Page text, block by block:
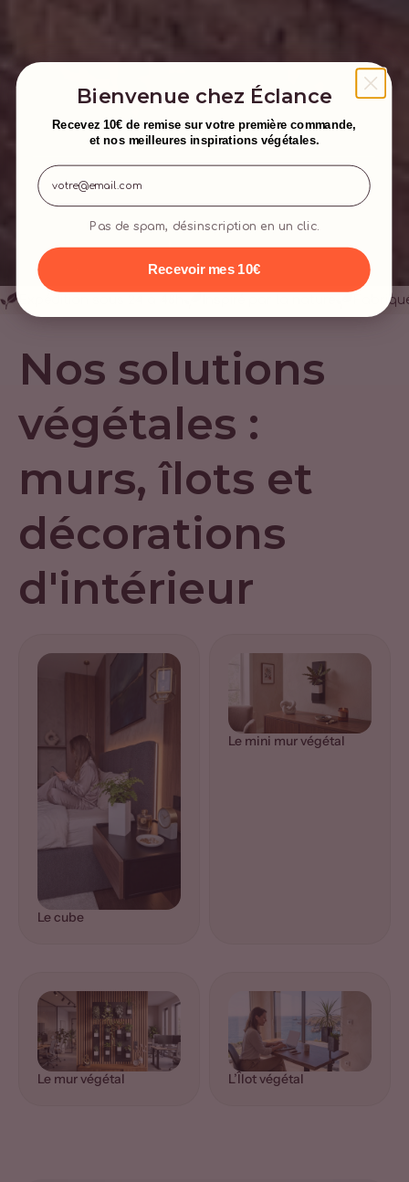
Expédition sous 24 à 48h
Nos solutions
végétales :
murs, îlots et
décorations
d'intérieur
Le cube
Le mini mur végétal
Le mur végétal L’Îlot végétal
Bienvenue chez Éclance
Recevez 10€ de remise sur votre première commande,
et nos meilleures inspirations végétales.
Email
Pas de spam, désinscription en un clic.
Recevoir mes 10€